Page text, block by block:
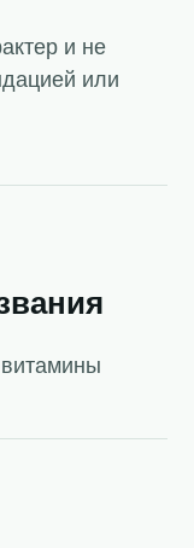
и не
или